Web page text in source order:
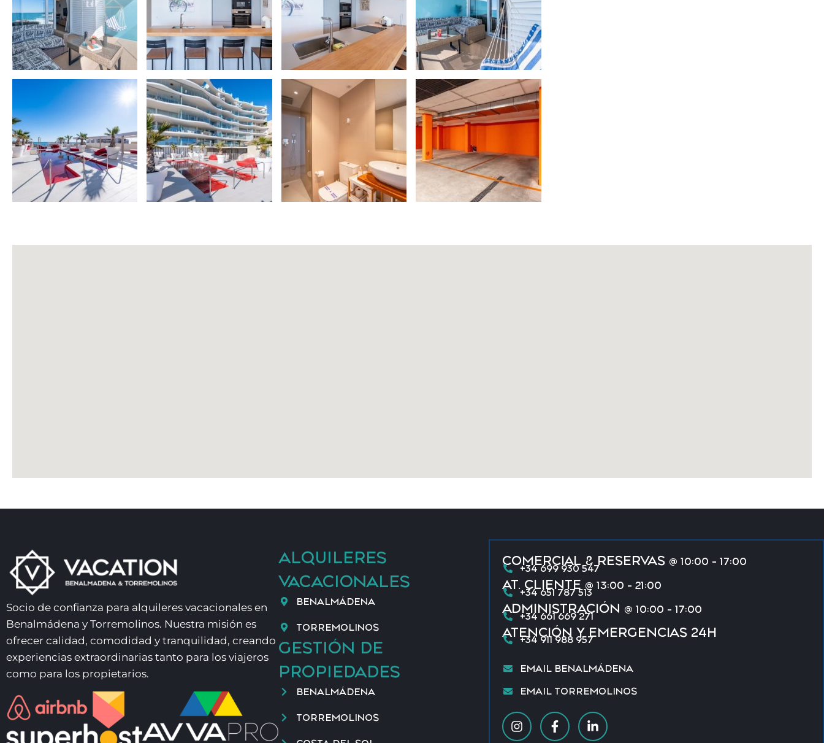
Cualquier duda, ¡consúltenos sin compromiso!
Si busca algo diferente, revise nuestras demás propiedades.
Somos una empresa profesional de alquiler turístico y queremos que tenga la mejor experiencia
posible ⭐
🧺 CARACTERÍSTICAS & AMENITIES
Incluye:
• Ropa de cama 🛏️
• Toallas 🧼
• Secador 💇
• Hervidor, cafetera, tostadora, batidora ☕🍞
• Plancha + tabla
• Zonas verdes 🌿
🔆 ZONAS PRIVADAS
• Mesa exterior
🧽 SERVICIOS INCLUIDOS
• Limpieza final 🧹
⭐ SERVICIOS EXTRA (coste adicional)
• Recogida aeropuerto 🚖
• Chef profesional 👨‍🍳
• Niñero/a 👶
• Excursiones 🏞️
Socio de confianza para alquileres vacacionales en
Benalmádena y Torremolinos. Nuestra misión es
ofrecer calidad, comodidad y tranquilidad, creando
experiencias extraordinarias tanto para los viajeros
como para los propietarios.
ALQUILERES
VACACIONALES
BENALMÁDENA
TORREMOLINOS
GESTIÓN DE
PROPIEDADES
BENALMÁDENA
TORREMOLINOS
COMERCIAL & RESERVAS @ 10:00 - 17:00
+34 699 930 547
AT. CLIENTE@ 13:00 - 21:00
+34 651 787 513
ADMINISTRACIÓN @ 10:00 - 17:00
+34 661 669 271
ATENCIÓN Y EMERGENCIAS 24H
+34 911 988 957
EMAIL BENALMÁDENA
EMAIL TORREMOLINOS